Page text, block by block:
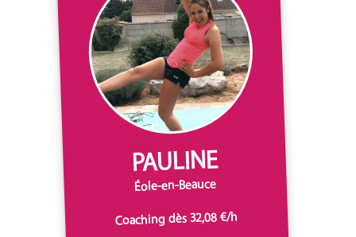
PAULINE
Éole-en-Beauce
Coaching dès 32,08 €/h